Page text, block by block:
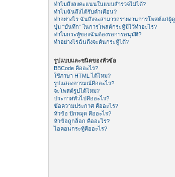
ทำไมถึงลงคะแนนในแบบสำรวจไม่ได้?
ทำไมฉันถึงได้รับคำเตือน?
ทำอย่างไร ฉันถึงจะสามารถรายงานการโพสต์แก่ผู้
ปุ่ม “บันทึก” ในการโพสต์กระทู้มีไว้ทำอะไร?
ทำไมกระทู้ของฉันต้องรอการอนุมัติ?
ทำอย่างไรฉันถึงจะดันกระทู้ได้?
รูปแบบและชนิดของหัวข้อ
BBCode คืออะไร?
ใช้ภาษา HTML ได้ไหม?
รูปแสดงอารมณ์คืออะไร?
จะโพสต์รูปได้ไหม?
ประกาศทั่วไปคืออะไร?
ข้อความประกาศ คืออะไร?
หัวข้อ ปักหมุด คืออะไร?
หัวข้อถูกล็อก คืออะไร?
ไอคอนกระทู้คืออะไร?